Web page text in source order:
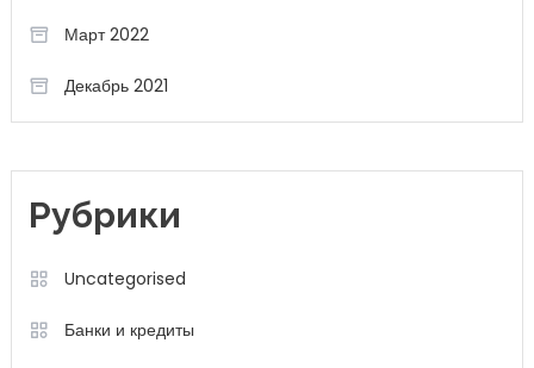
Март 2022
Декабрь 2021
Рубрики
Uncategorised
Банки и кредиты